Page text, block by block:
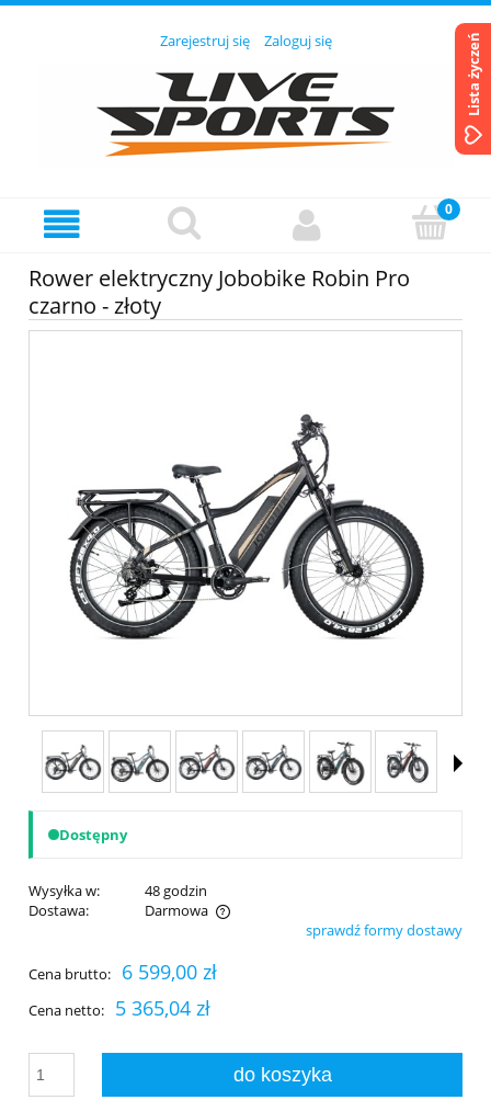
Zarejestruj się Zaloguj się
Rower elektryczny Jobobike Robin Pro
czarno - złoty
Dostępny
Wysyłka w:
48 godzin
Dostawa:
Darmowa
Cena nie zawiera ewentualnych kosztów płatnościsprawdź formy dostawy
Cena brutto: 6 599,00 zł
Cena netto: 5 365,04 zł
do koszyka
Lista życzeń